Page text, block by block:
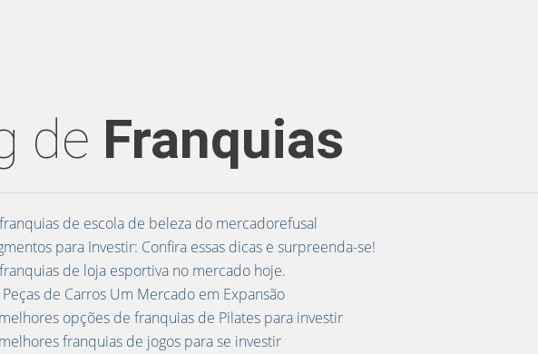
de Franquias
de escola de beleza do mercadorefusal
para Investir: Confira essas dicas e surpreenda-se!
de loja esportiva no mercado hoje.
de Carros Um Mercado em Expansão
opções de franquias de Pilates para investir
franquias de jogos para se investir